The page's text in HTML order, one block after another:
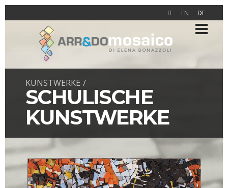
IT EN DE
KUNSTWERKE
SCHULISCHE
KUNSTWERKE